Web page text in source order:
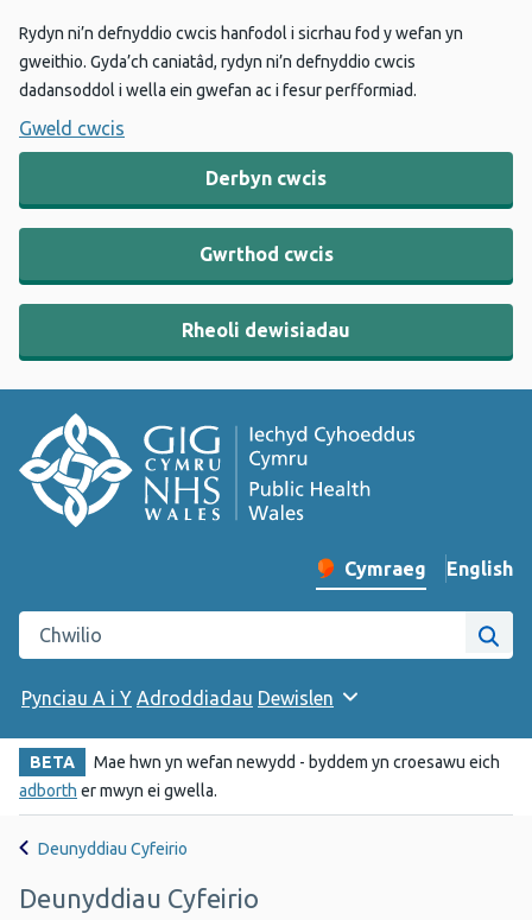
Rydyn ni’n defnyddio cwcis hanfodol i sicrhau fod y wefan yn
gweithio. Gyda’ch caniatâd, rydyn ni’n defnyddio cwcis
dadansoddol i wella ein gwefan ac i fesur perfformiad.
Gweld cwcis
Derbyn cwcis
Gwrthod cwcis
Rheoli dewisiadau
Newid iaith y wefan
Cymraeg English
–
Chwilio gwefan Iechyd Cyhoeddus Cymru
Pynciau A i Y Adroddiadau Dewislen
BETA
Mae hwn yn wefan newydd - byddem yn croesawu eich
adborth er mwyn ei gwella.
Deunyddiau Cyfeirio
Deunyddiau Cyfeirio